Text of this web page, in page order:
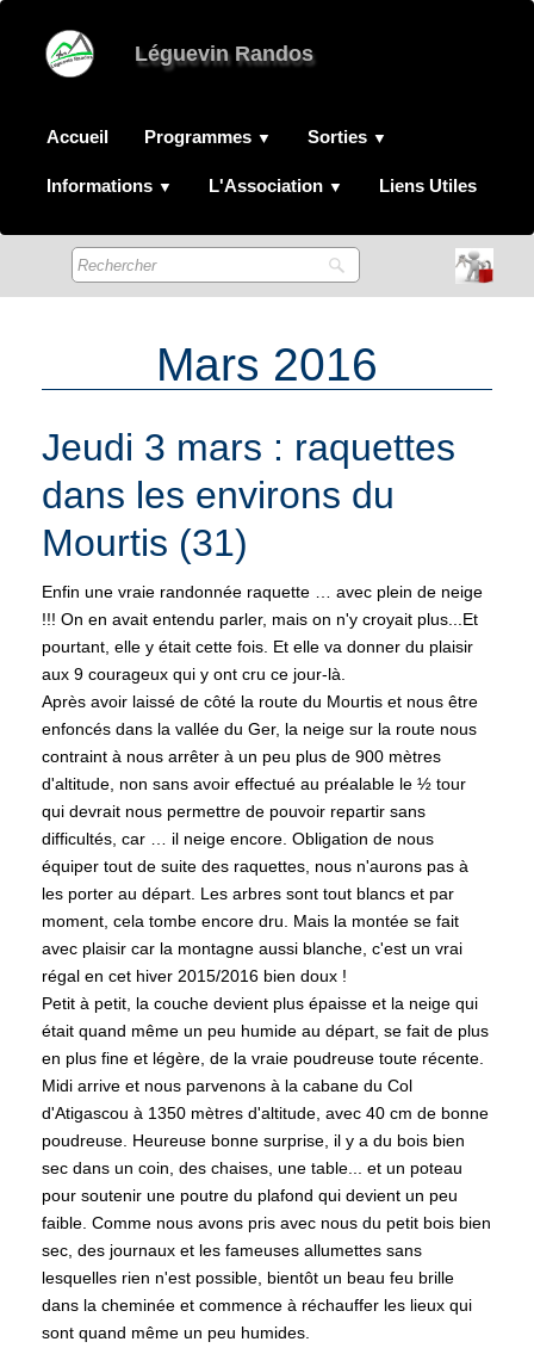
Léguevin Randos
Accueil Programmes ▼ Sorties ▼
Informations ▼ L'Association ▼ Liens Utiles
Mars 2016
Jeudi 3 mars : raquettes
dans les environs du
Mourtis (31)
Enfin une vraie randonnée raquette … avec plein de neige
!!! On en avait entendu parler, mais on n'y croyait plus...Et
pourtant, elle y était cette fois. Et elle va donner du plaisir
aux 9 courageux qui y ont cru ce jour-là.
Après avoir laissé de côté la route du Mourtis et nous être
enfoncés dans la vallée du Ger, la neige sur la route nous
contraint à nous arrêter à un peu plus de 900 mètres
d'altitude, non sans avoir effectué au préalable le ½ tour
qui devrait nous permettre de pouvoir repartir sans
difficultés, car … il neige encore. Obligation de nous
équiper tout de suite des raquettes, nous n'aurons pas à
les porter au départ. Les arbres sont tout blancs et par
moment, cela tombe encore dru. Mais la montée se fait
avec plaisir car la montagne aussi blanche, c'est un vrai
régal en cet hiver 2015/2016 bien doux !
Petit à petit, la couche devient plus épaisse et la neige qui
était quand même un peu humide au départ, se fait de plus
en plus fine et légère, de la vraie poudreuse toute récente.
Midi arrive et nous parvenons à la cabane du Col
d'Atigascou à 1350 mètres d'altitude, avec 40 cm de bonne
poudreuse. Heureuse bonne surprise, il y a du bois bien
sec dans un coin, des chaises, une table... et un poteau
pour soutenir une poutre du plafond qui devient un peu
faible. Comme nous avons pris avec nous du petit bois bien
sec, des journaux et les fameuses allumettes sans
lesquelles rien n'est possible, bientôt un beau feu brille
dans la cheminée et commence à réchauffer les lieux qui
sont quand même un peu humides.